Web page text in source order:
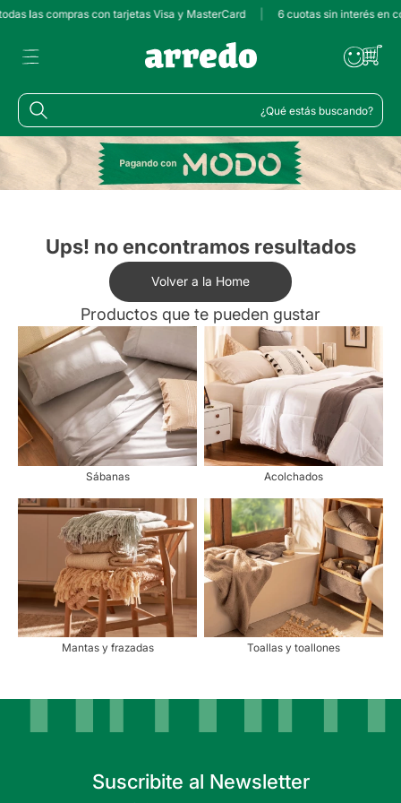
las compras con tarjetas Visa y MasterCard 6 cuotas sin interés en
¿Qué estás buscando?
Ups! no encontramos resultados
Volver a la Home
Productos que te pueden gustar
Sábanas Acolchados
Mantas y frazadas Toallas y toallones
Suscribite al Newsletter